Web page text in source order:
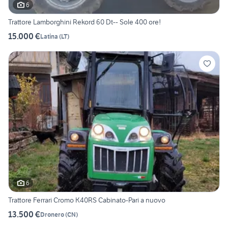
6
Trattore Lamborghini Rekord 60 Dt-- Sole 400 ore!
15.000 €Latina (LT)
6
Trattore Ferrari Cromo K40RS Cabinato-Pari a nuovo
13.500 €Dronero(CN)